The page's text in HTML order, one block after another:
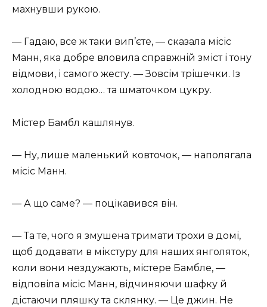
махнувши рукою.
— Гадаю, все ж таки вип’єте, — сказала місіс
Манн, яка добре вловила справжній зміст і тону
відмови, і самого жесту. — Зовсім трішечки. Із
холодною водою… та шматочком цукру.
Містер Бамбл кашлянув.
— Ну, лише маленький ковточок, — наполягала
місіс Манн.
— А що саме? — поцікавився він.
— Та те, чого я змушена тримати трохи в домі,
щоб додавати в мікстуру для наших янголяток,
коли вони нездужають, містере Бамбле, —
відповіла місіс Манн, відчиняючи шафку й
дістаючи пляшку та склянку. — Це джин. Не